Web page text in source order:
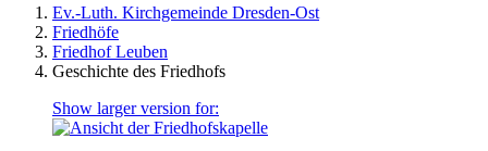
Ev.-Luth. Kirchgemeinde Dresden-Ost
Friedhöfe
Friedhof Leuben
Geschichte des Friedhofs
Show larger version for: